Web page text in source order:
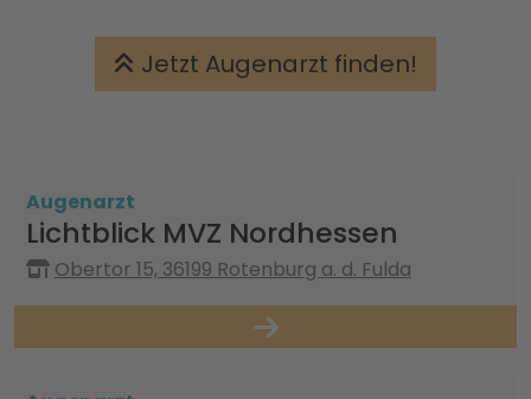
Jetzt Augenarzt finden!
Augenarzt
Lichtblick MVZ Nordhessen
Obertor 15, 36199 Rotenburg a. d. Fulda